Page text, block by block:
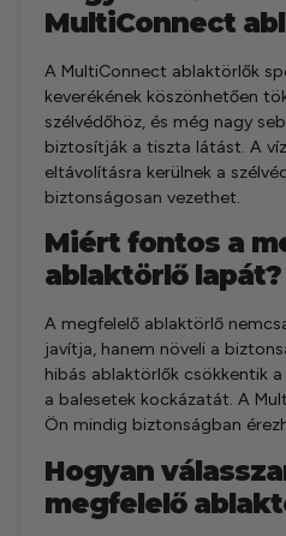
MultiConnect
A MultiConnect ablaktörlők
keverékének köszönhetően
szélvédőhöz, és még nagy
biztosítják a tiszta látást. A
eltávolításra kerülnek a
biztonságosan vezethet.
Miért fontos a
ablaktörlő lapát?
A megfelelő ablaktörlő
javítja, hanem növeli a
hibás ablaktörlők csökkentik
a balesetek kockázatát. A
Ön mindig biztonságban
Hogyan
megfelelő